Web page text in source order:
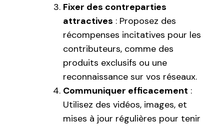
Fixer des contreparties
attractives : Proposez des
récompenses incitatives pour les
contributeurs, comme des
produits exclusifs ou une
reconnaissance sur vos réseaux.
Communiquer efficacement :
Utilisez des vidéos, images, et
mises à jour régulières pour tenir